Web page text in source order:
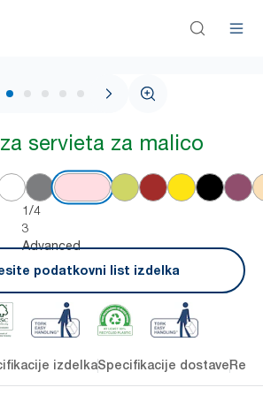
1 / 6
servieta za malico
1/4
3
Advanced
podatkovni list izdelka
izdelkaSpecifikacije dostave